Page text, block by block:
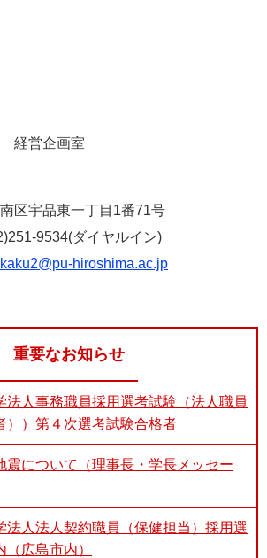
経営企画室
区宇品東一丁目1番71号
9534(ダイヤルイン)
hiroshima.ac.jp
重要なお知らせ
法人事務職員採用選考試験（法人職員
））第４次選考試験合格者
震について（理事長・学長メッセー
法人法人契約職員（保健担当）採用選
広島市内）